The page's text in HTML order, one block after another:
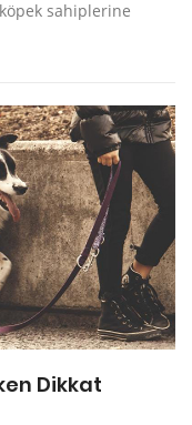
sahiplerine
Dikkat